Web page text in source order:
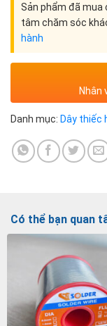
Sản phẩm đã mua
tâm chăm sóc
hành
Nhân
Danh mục: Dây thiếc
Có thể bạn quan